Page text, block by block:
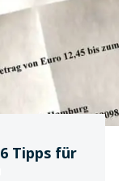
Tipps für